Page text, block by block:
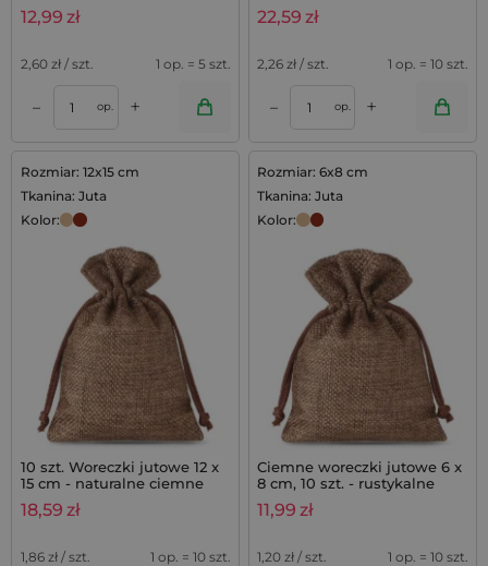
12,99 zł
2,60 zł / szt. 1 op. = 5 szt.
– op. +
22,59 zł
2,26 zł / szt. 1 op. = 10 szt.
– op. +
Rozmiar: 12x15 cm
Tkanina: Juta
Kolor:
10 szt. Woreczki jutowe 12 x
15 cm - naturalne ciemne
18,59 zł
1,86 zł / szt. 1 op. = 10 szt.
Rozmiar: 6x8 cm
Tkanina: Juta
Kolor:
Ciemne woreczki jutowe 6 x
8 cm, 10 szt. - rustykalne
opakowanie
11,99 zł
1,20 zł / szt. 1 op. = 10 szt.